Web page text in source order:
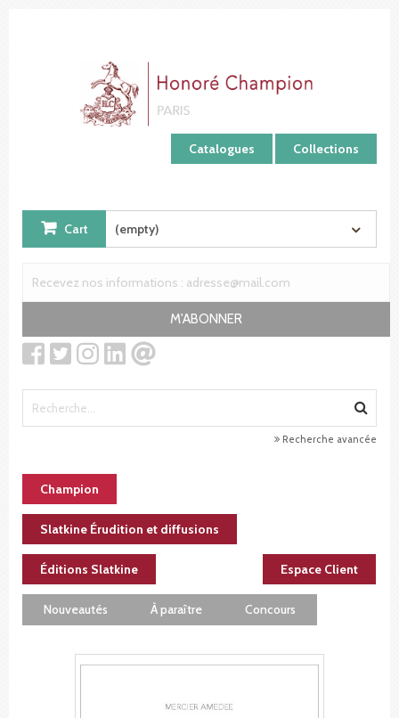
Catalogues Collections
Cart (empty)
M'ABONNER
Recherche avancée
Champion
Slatkine Érudition et diffusions
Éditions Slatkine Espace Client
Nouveautés À paraître Concours